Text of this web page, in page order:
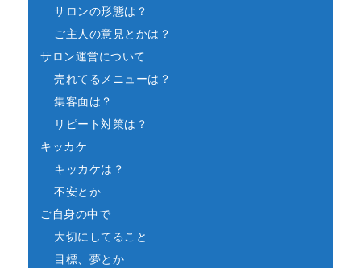
サロンの形態は？
ご主人の意見とかは？
サロン運営について
売れてるメニューは？
集客面は？
リピート対策は？
キッカケ
キッカケは？
不安とか
ご自身の中で
大切にしてること
目標、夢とか